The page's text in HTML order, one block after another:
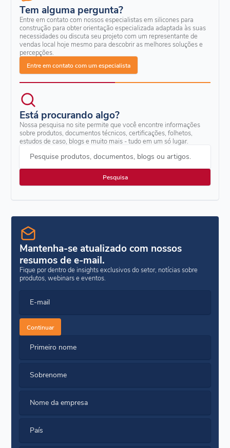
Tem alguma pergunta?
Entre em contato com nossos especialistas em silicones para
construção para obter orientação especializada adaptada às suas
necessidades ou discuta seu projeto com um representante de
vendas local hoje mesmo para descobrir as melhores soluções e
percepções.
Entre em contato com um especialista
Está procurando algo?
Nossa pesquisa no site permite que você encontre informações
sobre produtos, documentos técnicos, certificações, folhetos,
estudos de caso, blogs e muito mais - tudo em um só lugar.
Pesquise produtos, documentos, blogs ou artigos.
Mantenha-se atualizado com nossos
resumos de e-mail.
Fique por dentro de insights exclusivos do setor, notícias sobre
produtos, webinars e eventos.
E-mail
Continuar
Primeiro nome
Sobrenome
Nome da empresa
País